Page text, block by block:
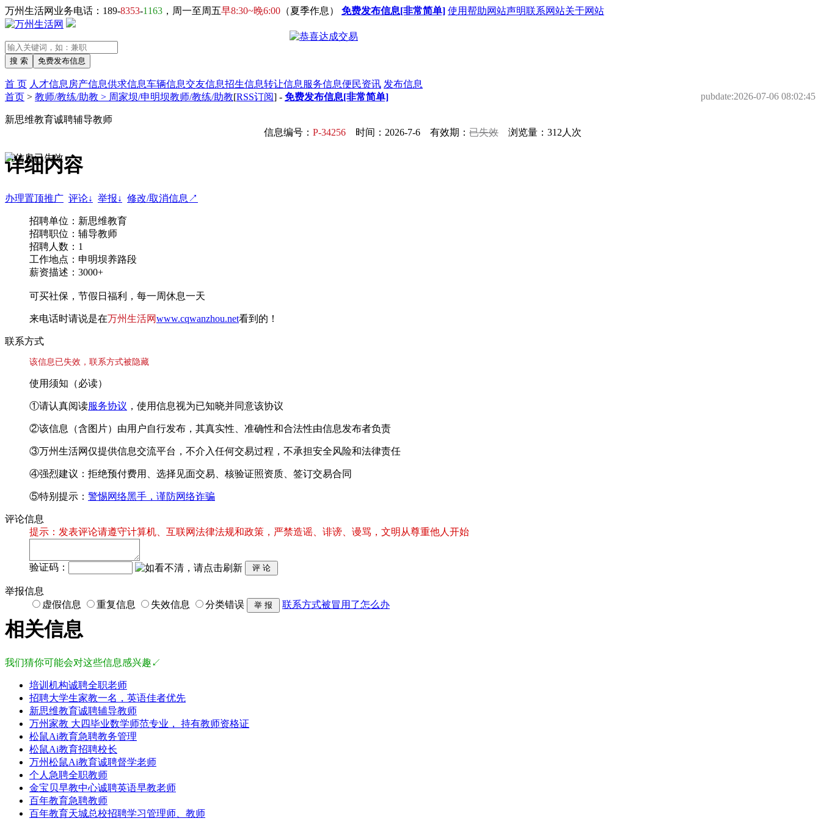
万州生活网业务电话：189-8353-1163 ，周一至周五早8:30~晚6:00 （夏季作息） 免费发布信息[非常简单] 使用帮助网站声明联系网站关于网站
首 页 人才信息 房产信息供求信息车辆信息交友信息招生信息转让信息 服务信息便民资讯 发布信息
首页 > 教师/教练/助教 > 周家坝/申明坝教师/教练/助教[RSS订阅] - 免费发布信息[非常简单] pubdate:2026-07-06 08:02:45
新思维教育诚聘辅导教师
信息编号： P-34256 时间：2026-7-6 有效期： 已失效 浏览量：312人次
详细内容
办理置顶推广 评论↓ 举报↓ 修改/取消信息↗
招聘单位：新思维教育
招聘职位：辅导教师
招聘人数：1
工作地点：申明坝养路段
薪资描述：3000+
可买社保，节假日福利，每一周休息一天
来电话时请说是在万州生活网www.cqwanzhou.net看到的！
联系方式
该信息已失效，联系方式被隐藏
使用须知（必读）
①请认真阅读服务协议 ，使用信息视为已知晓并同意该协议
②该信息（含图片）由用户自行发布，其真实性、准确性和合法性由信息发布者负责
③万州生活网仅提供信息交流平台，不介入任何交易过程，不承担安全风险和法律责任
④强烈建议：拒绝预付费用、选择见面交易、核验证照资质、签订交易合同
⑤特别提示： 警惕网络黑手，谨防网络诈骗
评论信息
提示：发表评论请遵守计算机、互联网法律法规和政策，严禁造谣、诽谤、谩骂，文明从尊重他人开始
验证码：
举报信息
虚假信息
重复信息 失效信息 分类错误 联系方式被冒用了怎么办
相关信息
我们猜你可能会对这些信息感兴趣↙
培训机构诚聘全职老师
招聘大学生家教一名，英语佳者优先
新思维教育诚聘辅导教师
万州家教 大四毕业数学师范专业， 持有教师资格证
松鼠Ai教育急聘教务管理
松鼠Ai教育招聘校长
万州松鼠Ai教育诚聘督学老师
个人急聘全职教师
金宝贝早教中心诚聘英语早教老师
百年教育急聘教师
百年教育天城总校招聘学习管理师、教师